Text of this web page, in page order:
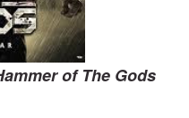
of The Gods